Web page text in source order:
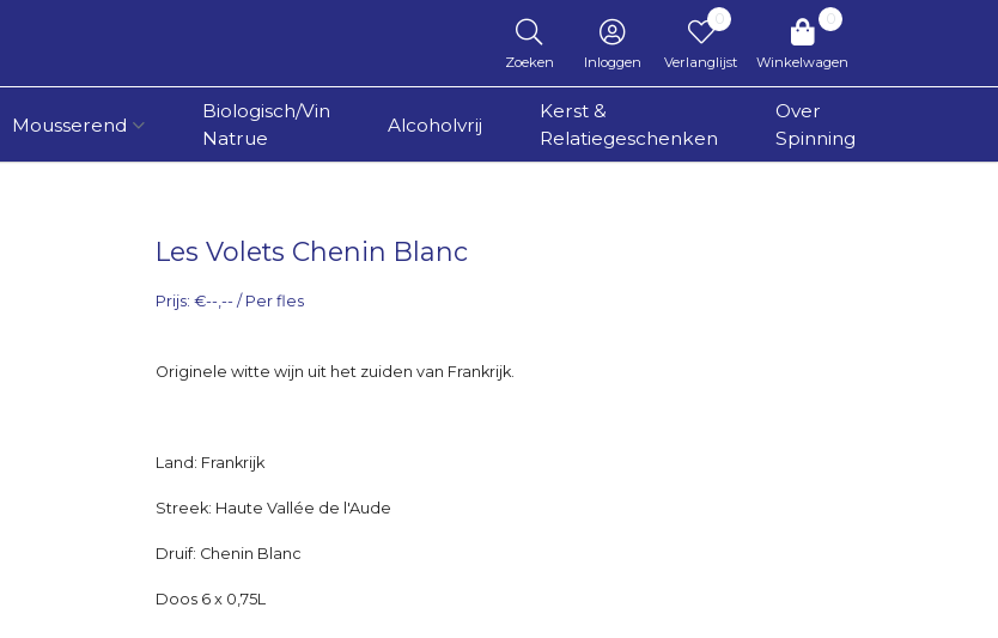
Zoeken Inloggen
0
Verlanglijst
0
Winkelwagen
Mousserend
Biologisch/Vin
Natrue
Alcoholvrij
Kerst &
Relatiegeschenken
Over
Spinning
Les Volets Chenin Blanc
Prijs: €--,-- / Per fles
Originele witte wijn uit het zuiden van Frankrijk.
Land: Frankrijk
Streek: Haute Vallée de l'Aude
Druif: Chenin Blanc
Doos 6 x 0,75L